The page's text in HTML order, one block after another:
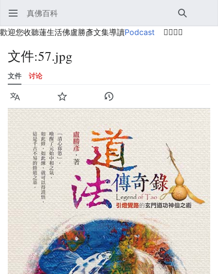
打开主菜单 真佛百科 搜索
歡迎您收聽蓮生活佛盧勝彥文集導讀Podcast 🙋‍♂️🙋‍♀️
文件:57.jpg
文件 讨论
语言 监视 历史